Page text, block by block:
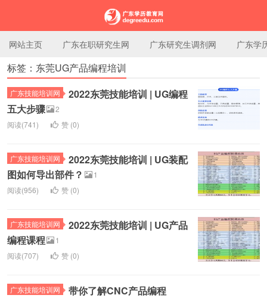
广东学历教育网
网站主页 广东在职研究生网 广东研究生调剂网 广东学
标签：东莞UG产品编程培训
广东技能培训网
2022东莞技能培训 | UG编程
五大步骤
2
阅读(741)
赞 (0)
广东技能培训网
2022东莞技能培训 | UG装配
图如何导出部件？
1
阅读(956)
赞 (0)
广东技能培训网
2022东莞技能培训 | UG产品
编程课程
1
阅读(707)
赞 (0)
广东技能培训网 带你了解CNC产品编程